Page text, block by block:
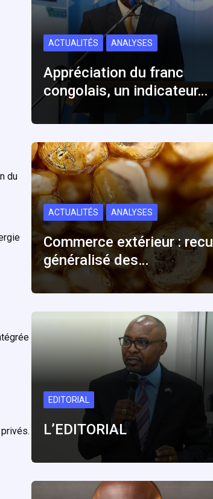
du
ACTUALITÉS ANALYSES
Appréciation du franc
congolais, un indicateur…
ACTUALITÉS ANALYSES
Commerce extérieur : recul
généralisé des…
EDITORIAL
L’EDITORIAL